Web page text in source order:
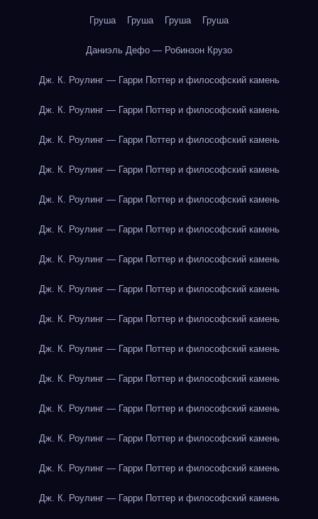
Груша Груша Груша Груша
Даниэль Дефо — Робинзон Крузо
Дж. К. Роулинг — Гарри Поттер и философский камень
Дж. К. Роулинг — Гарри Поттер и философский камень
Дж. К. Роулинг — Гарри Поттер и философский камень
Дж. К. Роулинг — Гарри Поттер и философский камень
Дж. К. Роулинг — Гарри Поттер и философский камень
Дж. К. Роулинг — Гарри Поттер и философский камень
Дж. К. Роулинг — Гарри Поттер и философский камень
Дж. К. Роулинг — Гарри Поттер и философский камень
Дж. К. Роулинг — Гарри Поттер и философский камень
Дж. К. Роулинг — Гарри Поттер и философский камень
Дж. К. Роулинг — Гарри Поттер и философский камень
Дж. К. Роулинг — Гарри Поттер и философский камень
Дж. К. Роулинг — Гарри Поттер и философский камень
Дж. К. Роулинг — Гарри Поттер и философский камень
Дж. К. Роулинг — Гарри Поттер и философский камень